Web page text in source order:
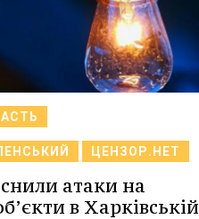
ЦЕНЗОР.НЕТ
атаки на
в Харківській